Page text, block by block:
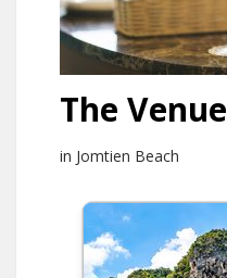
The Venue
in Jomtien Beach